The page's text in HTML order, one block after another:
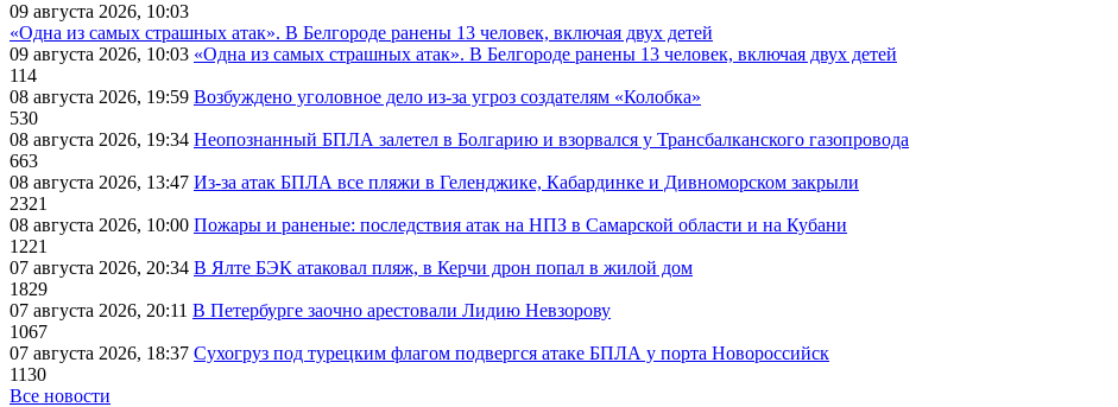
09 августа 2026, 10:03
«Одна из самых страшных атак». В Белгороде ранены 13 человек, включая двух детей
09 августа 2026, 10:03 «Одна из самых страшных атак». В Белгороде ранены 13 человек, включая двух детей
114
08 августа 2026, 19:59 Возбуждено уголовное дело из-за угроз создателям «Колобка»
530
08 августа 2026, 19:34 Неопознанный БПЛА залетел в Болгарию и взорвался у Трансбалканского газопровода
663
08 августа 2026, 13:47 Из-за атак БПЛА все пляжи в Геленджике, Кабардинке и Дивноморском закрыли
2321
08 августа 2026, 10:00 Пожары и раненые: последствия атак на НПЗ в Самарской области и на Кубани
1221
07 августа 2026, 20:34 В Ялте БЭК атаковал пляж, в Керчи дрон попал в жилой дом
1829
07 августа 2026, 20:11 В Петербурге заочно арестовали Лидию Невзорову
1067
07 августа 2026, 18:37 Сухогруз под турецким флагом подвергся атаке БПЛА у порта Новороссийск
1130
Все новости